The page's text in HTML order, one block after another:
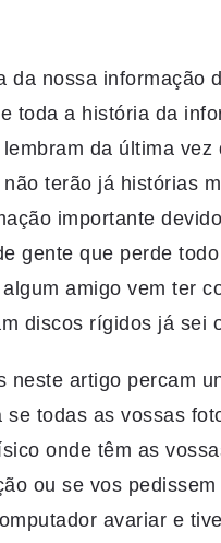
da nossa informação
toda a história da
da última
terão já histórias
importante
gente que perde
amigo vem ter
discos rígidos já sei
neste artigo percam
se todas as vossas
onde têm as
ou se vos
avariar e